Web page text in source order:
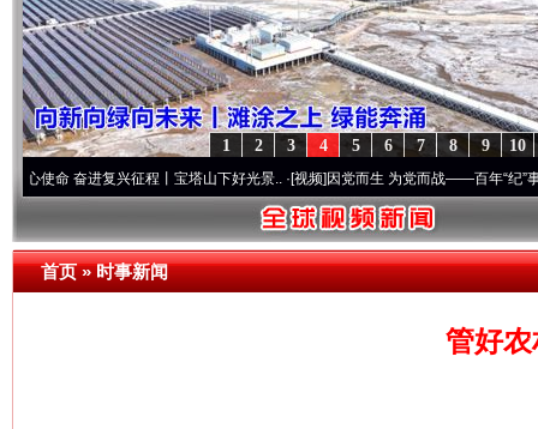
10
9
8
7
6
5
4
3
2
1
进复兴征程丨宝塔山下好光景..·[视频]因党而生 为党而战——百年“纪”事⑧加强纪
首页»时事新闻
管好